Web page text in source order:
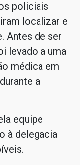
policiais
localizar e
Antes de ser
levado a uma
médica em
a
equipe
à delegacia